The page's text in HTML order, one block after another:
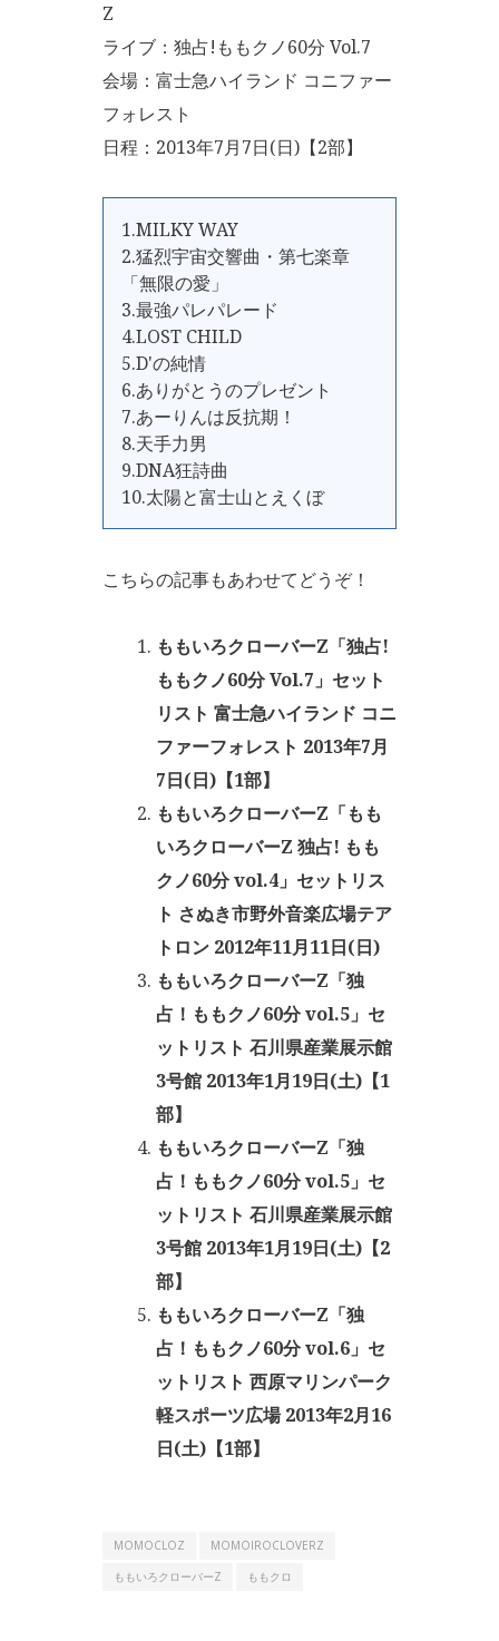
Z
ライブ：独占!ももクノ60分 Vol.7
会場：富士急ハイランド コニファー
フォレスト
日程：2013年7月7日(日)【2部】
1.MILKY WAY
2.猛烈宇宙交響曲・第七楽章
「無限の愛」
3.最強パレパレード
4.LOST CHILD
5.D'の純情
6.ありがとうのプレゼント
7.あーりんは反抗期！
8.天手力男
9.DNA狂詩曲
10.太陽と富士山とえくぼ
こちらの記事もあわせてどうぞ！
ももいろクローバーZ「独占!
ももクノ60分 Vol.7」セット
リスト 富士急ハイランド コニ
ファーフォレスト 2013年7月
7日(日)【1部】
ももいろクローバーZ「もも
いろクローバーZ 独占! もも
クノ60分 vol.4」セットリス
ト さぬき市野外音楽広場テア
トロン 2012年11月11日(日)
ももいろクローバーZ「独
占！ももクノ60分 vol.5」セ
ットリスト 石川県産業展示館
3号館 2013年1月19日(土)【1
部】
ももいろクローバーZ「独
占！ももクノ60分 vol.5」セ
ットリスト 石川県産業展示館
3号館 2013年1月19日(土)【2
部】
ももいろクローバーZ「独
占！ももクノ60分 vol.6」セ
ットリスト 西原マリンパーク
軽スポーツ広場 2013年2月16
日(土)【1部】
MOMOCLOZ
MOMOIROCLOVERZ
ももいろクローバーZ
ももクロ